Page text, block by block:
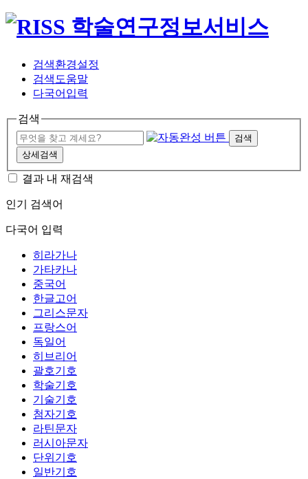
검색환경설정
검색도움말
다국어입력
검색
검색
상세검색
결과 내 재검색
인기 검색어
다국어 입력
히라가나
가타카나
중국어
한글고어
그리스문자
프랑스어
독일어
히브리어
괄호기호
학술기호
기술기호
첨자기호
라틴문자
러시아문자
단위기호
일반기호